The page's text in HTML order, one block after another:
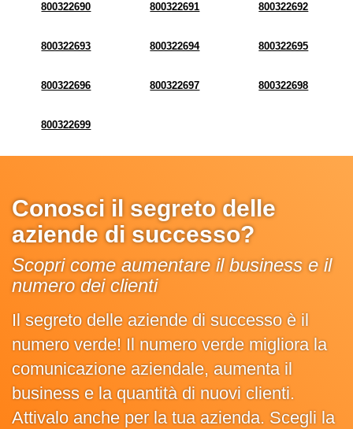
800322690 800322691 800322692
800322693 800322694 800322695
800322696 800322697 800322698
800322699
Conosci il segreto delle
aziende di successo?
Scopri come aumentare il business e il
numero dei clienti
Il segreto delle aziende di successo è il
numero verde! Il numero verde migliora la
comunicazione aziendale, aumenta il
business e la quantità di nuovi clienti.
Attivalo anche per la tua azienda. Scegli la